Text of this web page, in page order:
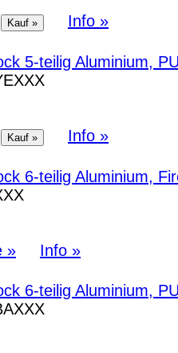
Info »
5-teilig Aluminium,
Info »
6-teilig Aluminium,
» Info »
6-teilig Aluminium,